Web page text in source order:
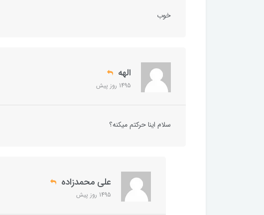
خوب
الهه
1495 روز پیش
سلام اینا حرکتم میکنه؟
علی محمدزاده
1495 روز پیش